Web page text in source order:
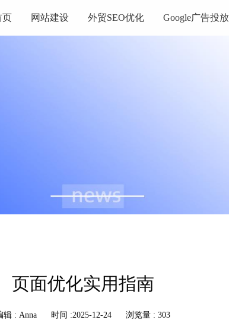
页 网站建设 外贸SEO优化 Google广告投放
页面优化实用指南
辑 :Anna 时间 :2025-12-24 浏览量 : 303